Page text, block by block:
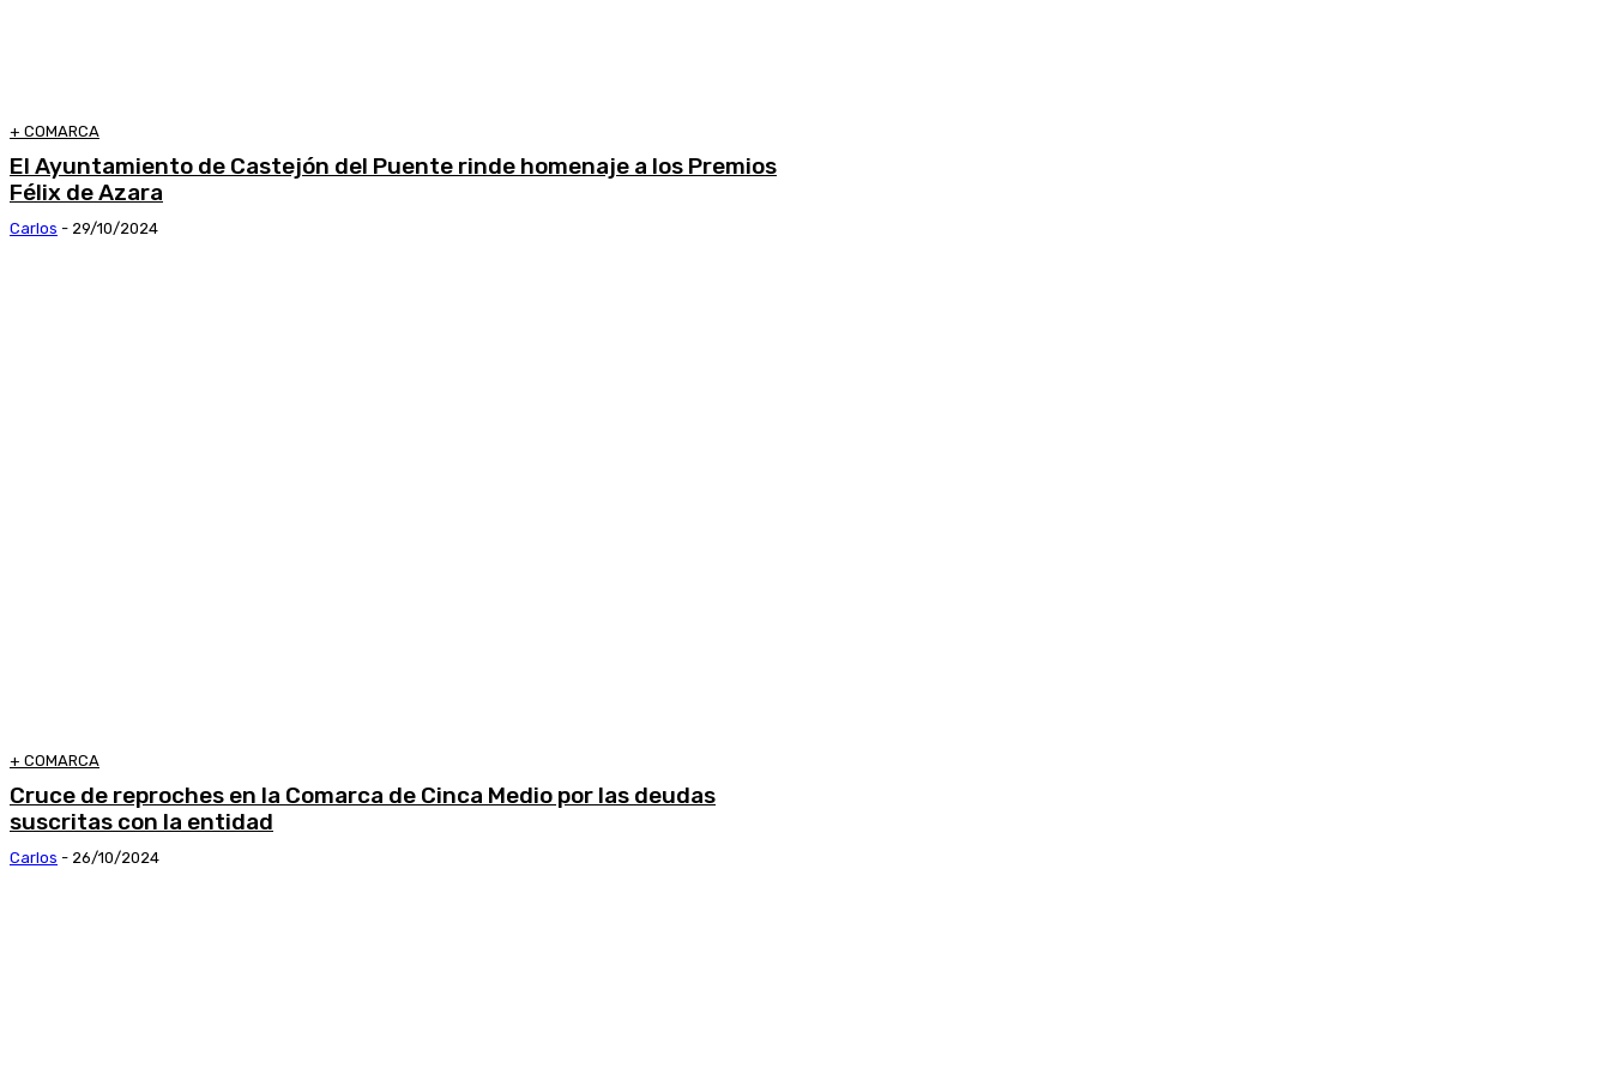
+ COMARCA
El Ayuntamiento de Castejón del Puente rinde homenaje a los Premios
Félix de Azara
Carlos - 29/10/2024
+ COMARCA
Cruce de reproches en la Comarca de Cinca Medio por las deudas
suscritas con la entidad
Carlos - 26/10/2024